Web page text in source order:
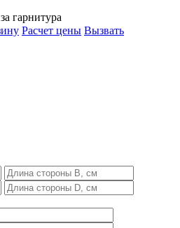
гарнитура
Расчет цены Вызвать